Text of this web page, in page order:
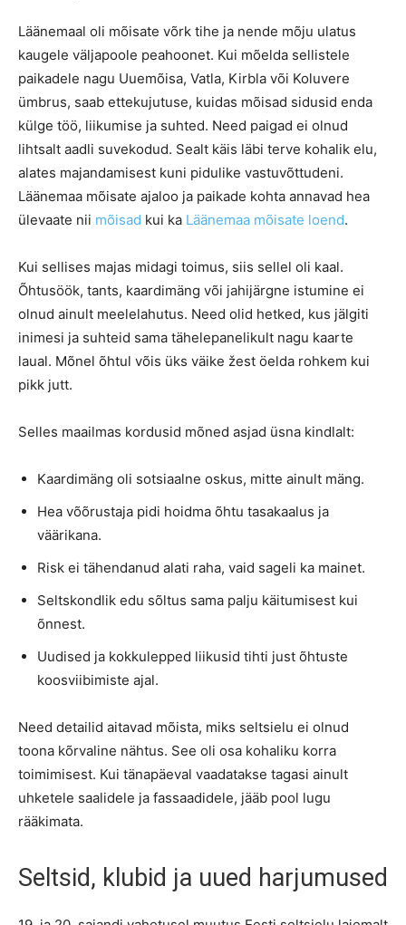
Läänemaal oli mõisate võrk tihe ja nende mõju ulatus
kaugele väljapoole peahoonet. Kui mõelda sellistele
paikadele nagu Uuemõisa, Vatla, Kirbla või Koluvere
ümbrus, saab ettekujutuse, kuidas mõisad sidusid enda
külge töö, liikumise ja suhted. Need paigad ei olnud
lihtsalt aadli suvekodud. Sealt käis läbi terve kohalik elu,
alates majandamisest kuni pidulike vastuvõttudeni.
Läänemaa mõisate ajaloo ja paikade kohta annavad hea
ülevaate nii mõisad kui ka Läänemaa mõisate loend.
Kui sellises majas midagi toimus, siis sellel oli kaal.
Õhtusöök, tants, kaardimäng või jahijärgne istumine ei
olnud ainult meelelahutus. Need olid hetked, kus jälgiti
inimesi ja suhteid sama tähelepanelikult nagu kaarte
laual. Mõnel õhtul võis üks väike žest öelda rohkem kui
pikk jutt.
Selles maailmas kordusid mõned asjad üsna kindlalt:
Kaardimäng oli sotsiaalne oskus, mitte ainult mäng.
Hea võõrustaja pidi hoidma õhtu tasakaalus ja
väärikana.
Risk ei tähendanud alati raha, vaid sageli ka mainet.
Seltskondlik edu sõltus sama palju käitumisest kui
õnnest.
Uudised ja kokkulepped liikusid tihti just õhtuste
koosviibimiste ajal.
Need detailid aitavad mõista, miks seltsielu ei olnud
toona kõrvaline nähtus. See oli osa kohaliku korra
toimimisest. Kui tänapäeval vaadatakse tagasi ainult
uhketele saalidele ja fassaadidele, jääb pool lugu
rääkimata.
Seltsid, klubid ja uued harjumused